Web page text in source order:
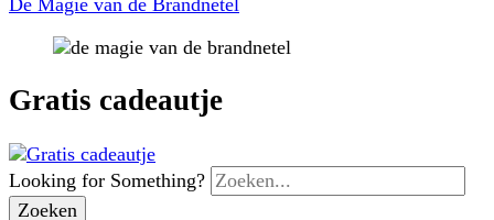
Gratis cadeautje
Looking for Something?